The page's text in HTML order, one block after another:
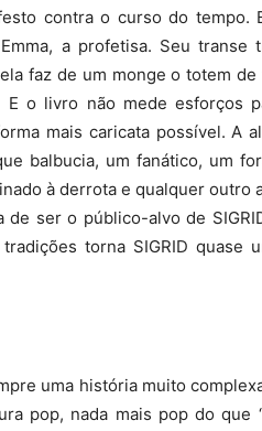
contra o curso do tempo.
a profetisa. Seu
faz de um monge o totem
o livro não mede esforços
mais caricata possível. A
balbucia, um fanático, um
à derrota e qualquer outro
de ser o público-alvo de
torna SIGRID quase
uma história muito
pop, nada mais pop do que